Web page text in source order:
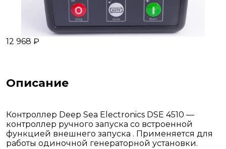
12 968 ₽
Описание
Контроллер Deep Sea Electronics DSE 4510 —
контроллер ручного запуска со встроенной
функцией внешнего запуска . Применяется для
работы одиночной генераторной установки.